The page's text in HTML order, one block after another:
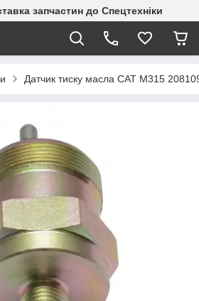
запчастин до Спецтехніки
Датчик тиску масла CAT M315